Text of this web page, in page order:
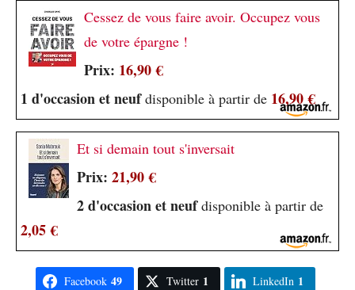
Cessez de vous faire avoir. Occupez vous
de votre épargne !
Prix: 16,90 €
1 d'occasion et neufdisponible à partir de 16,90 €
Et si demain tout s'inversait
Prix: 21,90 €
2 d'occasion et neufdisponible à partir de
2,05 €
Facebook 49 Twitter 1 LinkedIn 1